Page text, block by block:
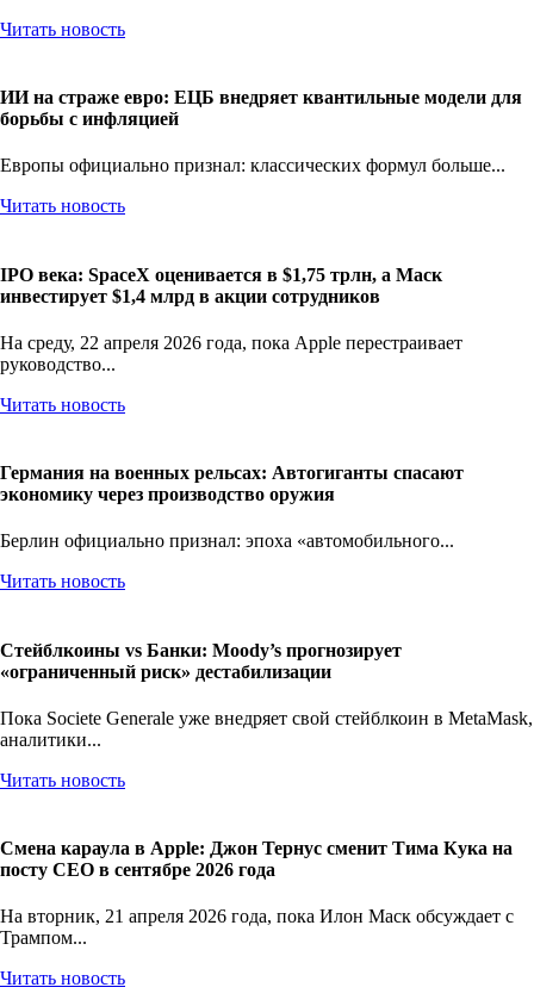
Читать новость
ИИ на страже евро: ЕЦБ внедряет квантильные модели для
борьбы с инфляцией
Европы официально признал: классических формул больше...
Читать новость
IPO века: SpaceX оценивается в $1,75 трлн, а Маск
инвестирует $1,4 млрд в акции сотрудников
На среду, 22 апреля 2026 года, пока Apple перестраивает
руководство...
Читать новость
Германия на военных рельсах: Автогиганты спасают
экономику через производство оружия
Берлин официально признал: эпоха «автомобильного...
Читать новость
Стейблкоины vs Банки: Moody’s прогнозирует
«ограниченный риск» дестабилизации
Пока Societe Generale уже внедряет свой стейблкоин в MetaMask,
аналитики...
Читать новость
Смена караула в Apple: Джон Тернус сменит Тима Кука на
посту CEO в сентябре 2026 года
На вторник, 21 апреля 2026 года, пока Илон Маск обсуждает с
Трампом...
Читать новость